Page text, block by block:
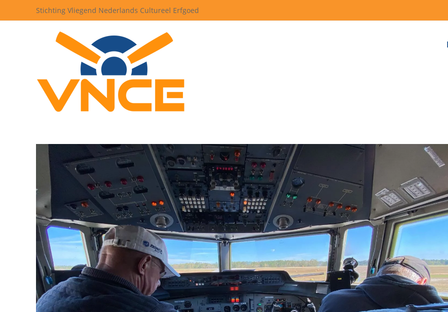
Stichting Vliegend Nederlands Cultureel Erfgoed